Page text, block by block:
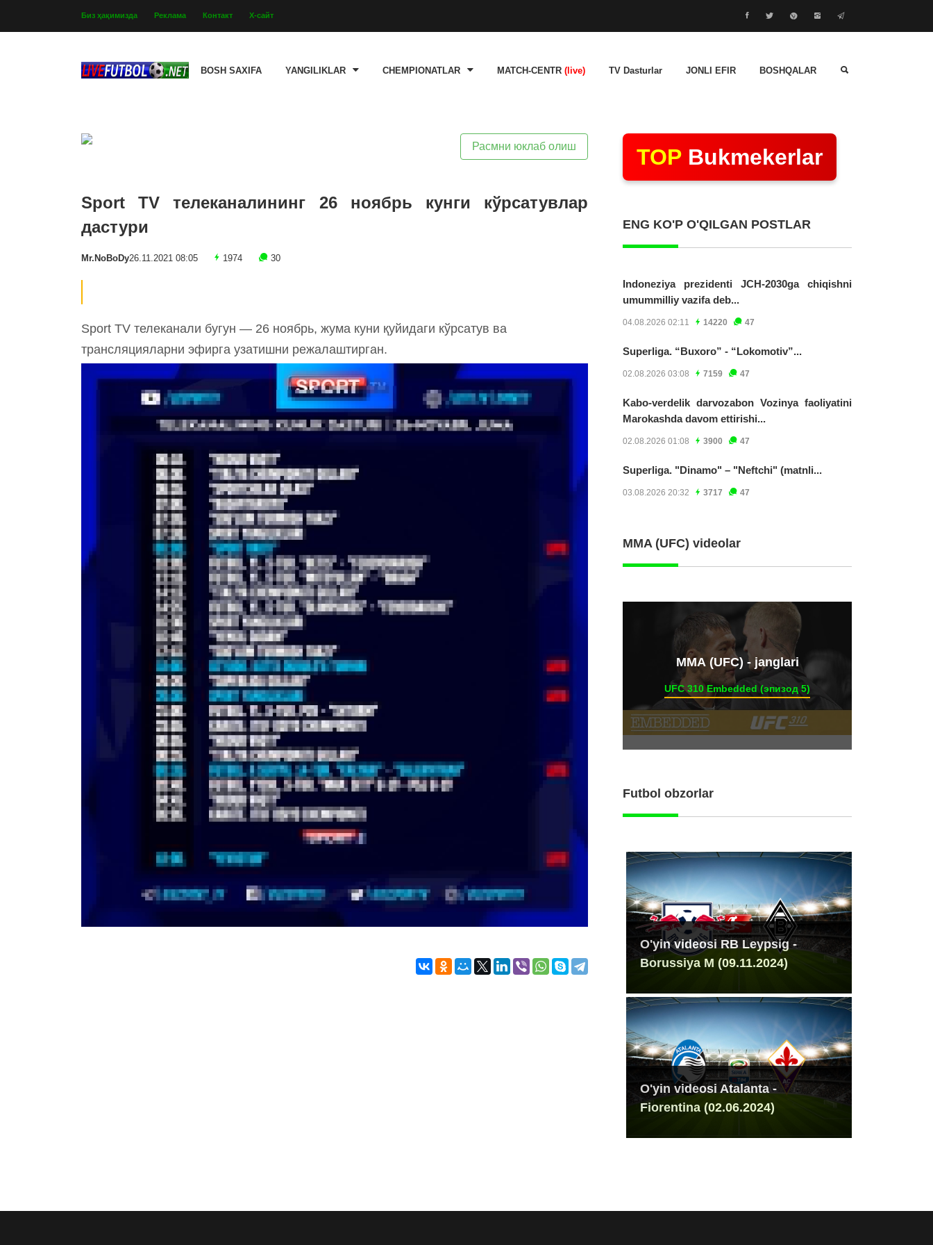
Биз ҳақимизда Реклама Контакт Х-сайт
BOSH SAXIFA YANGILIKLAR CHEMPIONATLAR MATCH-CENTR (live) TV Dasturlar JONLI EFIR BOSHQALAR
Расмни юклаб олиш
Sport TV телеканалининг 26 ноябрь кунги кўрсатувлар
дастури
Mr.NoBoDy26.11.2021 08:05 1974 30
Sport TV телеканали бугун — 26 ноябрь, жума куни қуйидаги кўрсатув ва
трансляцияларни эфирга узатишни режалаштирган.
TOP Bukmekerlar
ENG KO'P O'QILGAN POSTLAR
Indoneziya prezidenti JCH-2030ga chiqishni
umummilliy vazifa deb...
04.08.2026 02:11 14220 47
Superliga. “Buxoro” - “Lokomotiv”...
02.08.2026 03:08 7159 47
Kabo-verdelik darvozabon Vozinya faoliyatini
Marokashda davom ettirishi...
02.08.2026 01:08 3900 47
Superliga. "Dinamo" – "Neftchi" (matnli...
03.08.2026 20:32 3717 47
MMA (UFC) videolar
ММА (UFC) - janglari
UFC 310 Embedded (эпизод 5)
Futbol obzorlar
O'yin videosi RB Leypsig -
Borussiya M (09.11.2024)
O'yin videosi Atalanta -
Fiorentina (02.06.2024)